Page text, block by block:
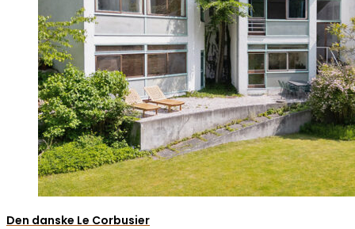
Den danske Le Corbusier